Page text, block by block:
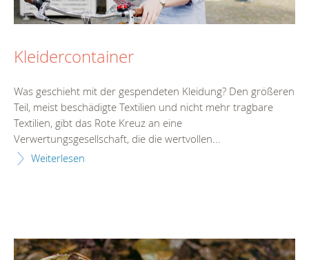
Kleidercontainer
Was geschieht mit der gespendeten Kleidung? Den größeren
Teil, meist beschädigte Textilien und nicht mehr tragbare
Textilien, gibt das Rote Kreuz an eine
Verwertungsgesellschaft, die die wertvollen...
Weiterlesen